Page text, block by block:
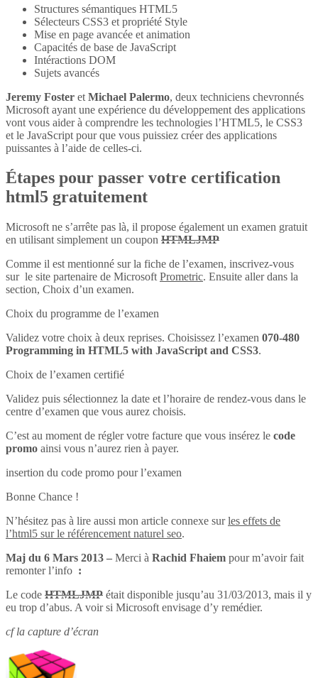
Structures sémantiques HTML5
Sélecteurs CSS3 et propriété Style
Mise en page avancée et animation
Capacités de base de JavaScript
Intéractions DOM
Sujets avancés
Jeremy Foster et Michael Palermo, deux techniciens chevronnés
Microsoft ayant une expérience du développement des applications
vont vous aider à comprendre les technologies l’HTML5, le CSS3
et le JavaScript pour que vous puissiez créer des applications
puissantes à l’aide de celles-ci.
Étapes pour passer votre certification
html5 gratuitement
Microsoft ne s’arrête pas là, il propose également un examen gratuit
en utilisant simplement un coupon HTMLJMP
Comme il est mentionné sur la fiche de l’examen, inscrivez-vous
sur le site partenaire de Microsoft Prometric. Ensuite aller dans la
section, Choix d’un examen.
Choix du programme de l’examen
Validez votre choix à deux reprises. Choisissez l’examen 070-480
Programming in HTML5 with JavaScript and CSS3.
Choix de l’examen certifié
Validez puis sélectionnez la date et l’horaire de rendez-vous dans le
centre d’examen que vous aurez choisis.
C’est au moment de régler votre facture que vous insérez le code
promo ainsi vous n’aurez rien à payer.
insertion du code promo pour l’examen
Bonne Chance !
N’hésitez pas à lire aussi mon article connexe surles effets de
l’html5 sur le référencement naturel seo.
Maj du 6 Mars 2013 – Merci à Rachid Fhaiem pour m’avoir fait
remonter l’info :
Le code HTMLJMP était disponible jusqu’au 31/03/2013, mais il y
eu trop d’abus. A voir si Microsoft envisage d’y remédier.
cf la capture d’écran